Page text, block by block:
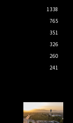
1338
765
351
326
260
241